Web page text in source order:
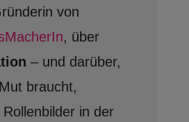
von
, über
– und darüber,
braucht,
in der